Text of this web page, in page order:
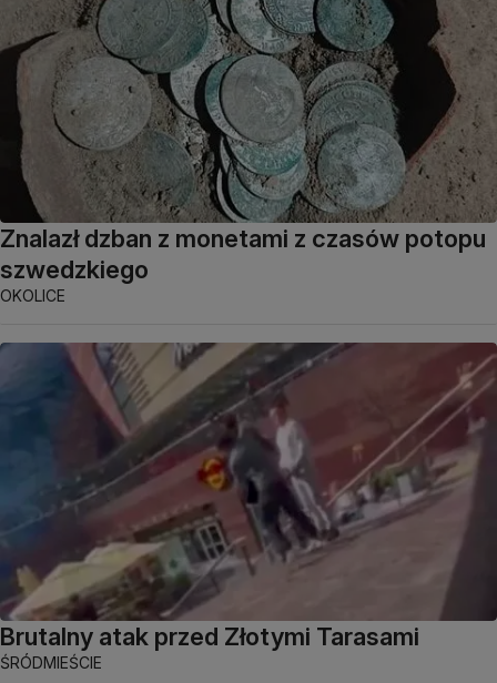
Znalazł dzban z monetami z czasów potopu
szwedzkiego
OKOLICE
Brutalny atak przed Złotymi Tarasami
ŚRÓDMIEŚCIE